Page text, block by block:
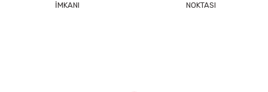
İMKANI
NOKTASI